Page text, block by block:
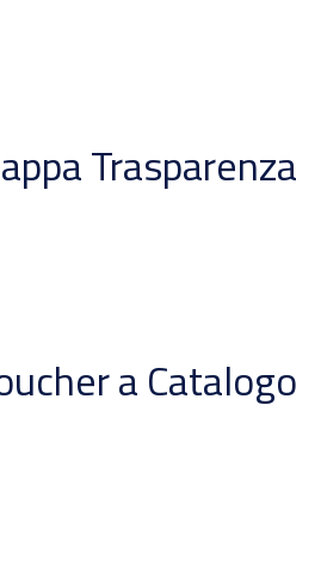
Trasparenza
a Catalogo